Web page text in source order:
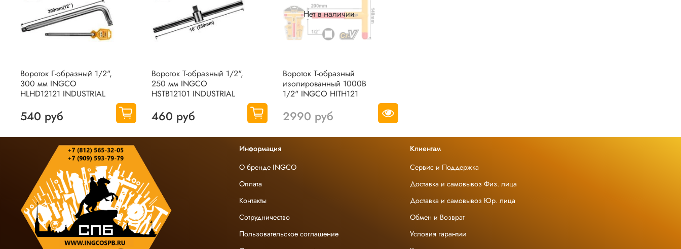
Вороток Г-образный 1/2",
300 мм INGCO
HLHD12121 INDUSTRIAL
540 руб
Вороток Т-образный 1/2",
250 мм INGCO
HSTB12101 INDUSTRIAL
460 руб
Нет в наличии
Вороток Т-образный
изолированный 1000В
1/2" INGCO HITH121
2990 руб
Информация
О бренде INGCO
Оплата
Контакты
Сотрудничество
Пользовательское соглашение
Клиентам
Сервис и Поддержка
Доставка и самовывоз Физ. лица
Доставка и самовывоз Юр. лица
Обмен и Возврат
Условия гарантии